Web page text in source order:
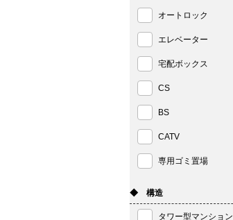
オートロック
エレベーター
宅配ボックス
CS
BS
CATV
専用ゴミ置場
◆ 構造
タワー型マンション